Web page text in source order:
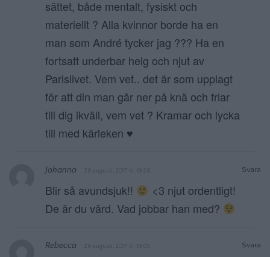
sättet, både mentalt, fysiskt och
materiellt ? Alla kvinnor borde ha en
man som André tycker jag ??? Ha en
fortsatt underbar helg och njut av
Parislivet. Vem vet.. det är som upplagt
för att din man går ner på knä och friar
till dig ikväll, vem vet ? Kramar och lycka
till med kärleken ♥️
Svara
Johanna 26 augusti, 2017 kl. 19:26
Blir så avundsjuk!!
<3 njut ordentligt!
De är du värd. Vad jobbar han med?
Svara
Rebecca 26 augusti, 2017 kl. 19:05